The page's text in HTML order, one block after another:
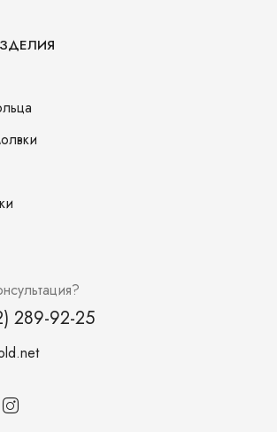
289-92-25